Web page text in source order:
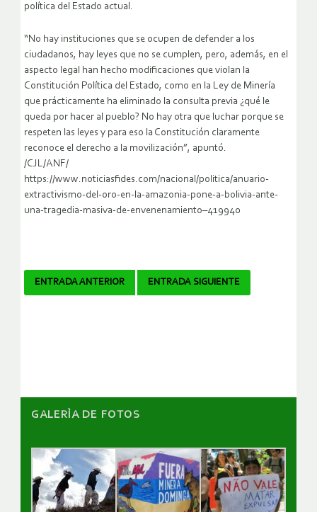
política del Estado actual.
“No hay instituciones que se ocupen de defender a los
ciudadanos, hay leyes que no se cumplen, pero, además, en el
aspecto legal han hecho modificaciones que violan la
Constitución Política del Estado, como en la Ley de Minería
que prácticamente ha eliminado la consulta previa ¿qué le
queda por hacer al pueblo? No hay otra que luchar porque se
respeten las leyes y para eso la Constitución claramente
reconoce el derecho a la movilización”, apuntó.
/CJL/ANF/
https://www.noticiasfides.com/nacional/politica/anuario-
extractivismo-del-oro-en-la-amazonia-pone-a-bolivia-ante-
una-tragedia-masiva-de-envenenamiento–419940
Navegador
ENTRADA ANTERIOR ENTRADA SIGUIENTE
GALERÌA DE FOTOS